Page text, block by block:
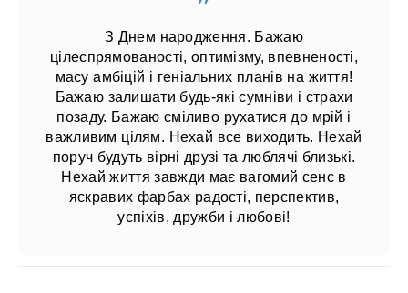
З Днем народження. Бажаю
цілеспрямованості, оптимізму, впевненості,
масу амбіцій і геніальних планів на життя!
Бажаю залишати будь-які сумніви і страхи
позаду. Бажаю сміливо рухатися до мрій і
важливим цілям. Нехай все виходить. Нехай
поруч будуть вірні друзі та люблячі близькі.
Нехай життя завжди має вагомий сенс в
яскравих фарбах радості, перспектив,
успіхів, дружби і любові!